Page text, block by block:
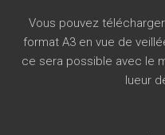
Vous pouvez
format A3 en vue de
ce sera possible avec le
lueur